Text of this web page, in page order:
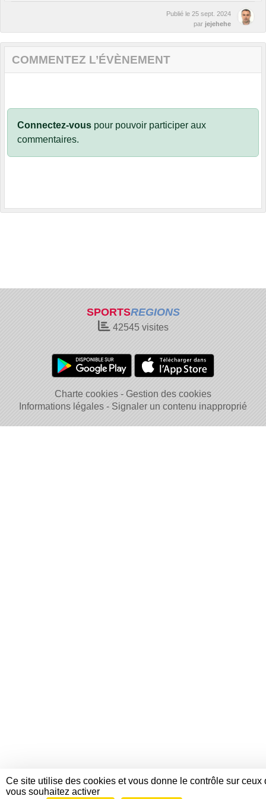
Publié le 25 sept. 2024
par jejehehe
COMMENTEZ L’ÉVÈNEMENT
Connectez-vous pour pouvoir participer aux
commentaires.
SPORTSREGIONS
42545visites
Charte cookies
Gestion des cookies
Informations légales
Signaler un contenu inapproprié
Ce site utilise des cookies et vous donne le contrôle sur ceux
vous souhaitez activer